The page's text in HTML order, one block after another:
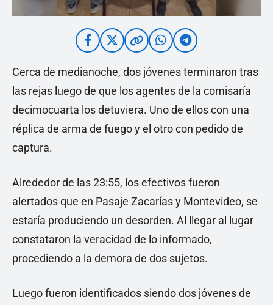
Cerca de medianoche, dos jóvenes terminaron tras
las rejas luego de que los agentes de la comisaría
decimocuarta los detuviera. Uno de ellos con una
réplica de arma de fuego y el otro con pedido de
captura.
Alrededor de las 23:55, los efectivos fueron
alertados que en Pasaje Zacarías y Montevideo, se
estaría produciendo un desorden. Al llegar al lugar
constataron la veracidad de lo informado,
procediendo a la demora de dos sujetos.
Luego fueron identificados siendo dos jóvenes de